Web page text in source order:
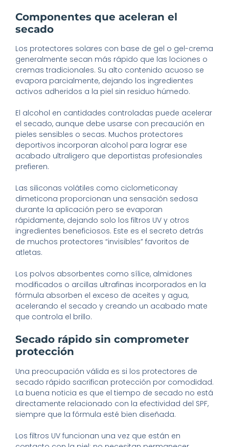
Componentes que aceleran el
secado
Los protectores solares con base de gel o gel-crema
generalmente secan más rápido que las lociones o
cremas tradicionales. Su alto contenido acuoso se
evapora parcialmente, dejando los ingredientes
activos adheridos a la piel sin residuo húmedo.
El alcohol en cantidades controladas puede acelerar
el secado, aunque debe usarse con precaución en
pieles sensibles o secas. Muchos protectores
deportivos incorporan alcohol para lograr ese
acabado ultraligero que deportistas profesionales
prefieren.
Las siliconas volátiles como ciclometiconay
dimeticona proporcionan una sensación sedosa
durante la aplicación pero se evaporan
rápidamente, dejando solo los filtros UV y otros
ingredientes beneficiosos. Este es el secreto detrás
de muchos protectores “invisibles” favoritos de
atletas.
Los polvos absorbentes como sílice, almidones
modificados o arcillas ultrafinas incorporados en la
fórmula absorben el exceso de aceites y agua,
acelerando el secado y creando un acabado mate
que controla el brillo.
Secado rápido sin comprometer
protección
Una preocupación válida es si los protectores de
secado rápido sacrifican protección por comodidad.
La buena noticia es que el tiempo de secado no está
directamente relacionado con la efectividad del SPF,
siempre que la fórmula esté bien diseñada.
Los filtros UV funcionan una vez que están en